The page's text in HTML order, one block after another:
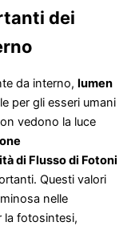
dei
da interno, lumen
per gli esseri umani
vedono la luce
di Flusso di Fotoni
Questi valori
nelle
la fotosintesi,